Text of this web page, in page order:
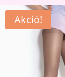
Akció!